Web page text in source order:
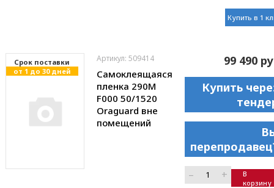
Купить в 1
Cрок поставки
от 1 до 30 дней
Артикул: 509414
Самоклеящаяся
пленка 290M
F000 50/1520
Oraguard вне
помещений
99 490
Купить
– +
В
корзину